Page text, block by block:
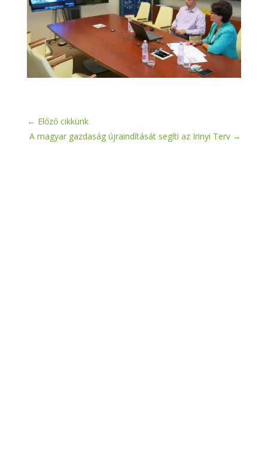
← Előző cikkünk
A magyar gazdaság újraindítását segíti az Irinyi Terv →